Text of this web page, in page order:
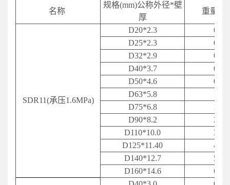
名称
规格(mm)公称外径*壁
厚
重量（
SDR11(承压1.6MPa)
D20*2.3
D25*2.3
D32*2.9
D40*3.7
D50*4.6
D63*5.8
D75*6.8
D90*8.2
D110*10.0
D125*11.40
D140*12.7
D160*14.6